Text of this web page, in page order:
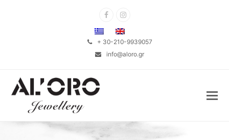
FacebookInstagram
+ 30-210-9939057
info@aloro.gr